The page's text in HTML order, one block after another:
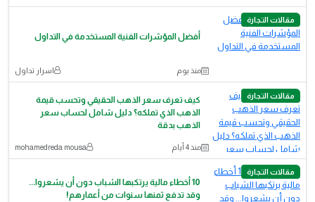
مقالات التجارة
أفضل المؤشرات الفنية المستخدمة في التداول
منذ يوم اسرار تداول
مقالات التجارة
كيف تعرف سعر الذهب الحقيقي وتحسب قيمة
الذهب الذي تملكه؟ دليل شامل لحساب سعر
الذهب بدقة
منذ 4 أيام mohamedreda mousa
مقالات التجارة
10 أخطاء مالية يرتكبها الشباب دون أن يشعروا...
وقد تدفع ثمنها سنوات من أعمارهم!